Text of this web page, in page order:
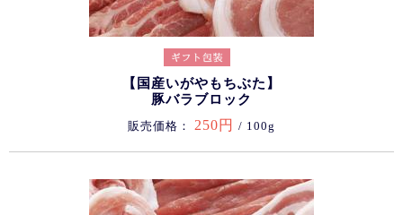
【国産いがやもちぶた】
豚バラブロック
販売価格： 250円 / 100g